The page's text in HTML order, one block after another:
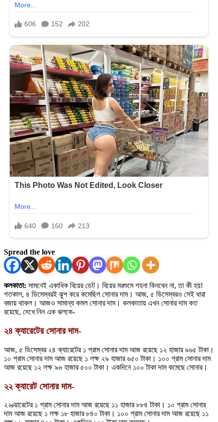
Spread the love
কলকাতা: সামনেই একাধিক বিয়ের ডেট। বিয়ের মরশুমে গহনা কিনবেন না, তা কী হয়!
গতকাল, ৪ ডিসেম্বরই ঝুপ করে কমেছিল সোনার দাম। আজ, ৫ ডিসেম্বরও সেই ধারা
বজায় থাকল। আজও সামান্য কমল সোনার দাম। কলকাতায় এখন সোনার দাম কত
রয়েছে, দেখে নিন এক ঝলকে-
২৪ ক্যারেটের সোনার দাম-
আজ, ৫ ডিসেম্বর ২৪ ক্যারেটের ১ গ্রাম সোনার দাম আজ রয়েছে ১২ হাজার ৯৬৫ টাকা।
১০ গ্রাম সোনার দাম আজ রয়েছে ১ লক্ষ ২৯ হাজার ৬৫০ টাকা। ১০০ গ্রাম সোনার দাম
আজ রয়েছে ১২ লক্ষ ৯৬ হাজার ৫০০ টাকা। একদিনে ১০০ টাকা দাম কমেছে সোনার।
২২ ক্যারেট সোনার দাম-
২২ ক্য়ারেটের ১ গ্রাম সোনার দাম আজ রয়েছে ১১ হাজার ৮৮৪ টাকা। ১০ গ্রাম সোনার
দাম আজ রয়েছে ১ লক্ষ ১৮ হাজার ৮৪০ টাকা। ১০০ গ্রাম সোনার দাম আজ রয়েছে ১১